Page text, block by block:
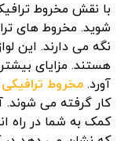
با نقش مخروط
شوید. مخروط های
نگه می دارند. این
هستند. مزایای
آورد.مخروط ترافیکی
کار گرفته می شوند.
کمک به شما در راه